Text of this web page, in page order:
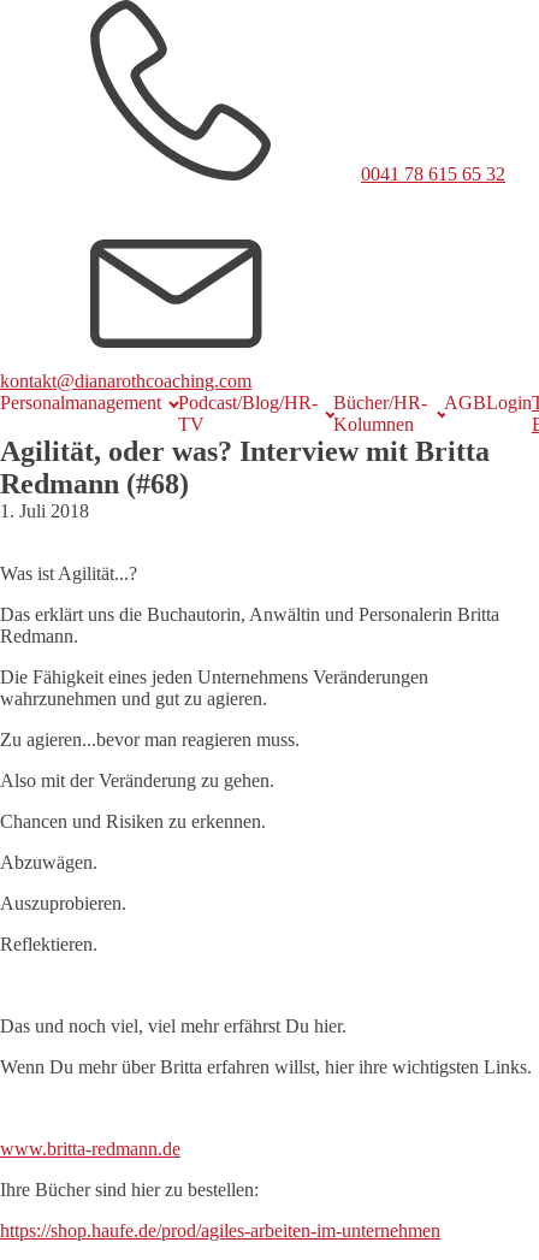
0041 78 615 65 32
kontakt@dianarothcoaching.com
Personalmanagement
Podcast/Blog/HR-
TV
Bücher/HR-
Kolumnen
AGBLogin
Agilität, oder was? Interview mit Britta
Redmann (#68)
1. Juli 2018
Was ist Agilität...?
Das erklärt uns die Buchautorin, Anwältin und Personalerin Britta
Redmann.
Die Fähigkeit eines jeden Unternehmens Veränderungen
wahrzunehmen und gut zu agieren.
Zu agieren...bevor man reagieren muss.
Also mit der Veränderung zu gehen.
Chancen und Risiken zu erkennen.
Abzuwägen.
Auszuprobieren.
Reflektieren.
Das und noch viel, viel mehr erfährst Du hier.
Wenn Du mehr über Britta erfahren willst, hier ihre wichtigsten Links.
www.britta-redmann.de
Ihre Bücher sind hier zu bestellen:
https://shop.haufe.de/prod/agiles-arbeiten-im-unternehmen